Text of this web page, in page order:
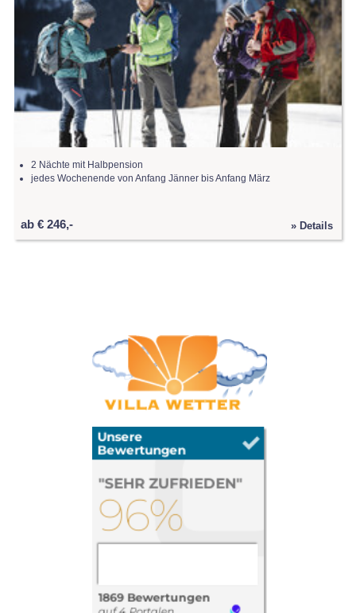
2 Nächte mit Halbpension
jedes Wochenende von Anfang Jänner bis Anfang März
ab € 246,- » Details